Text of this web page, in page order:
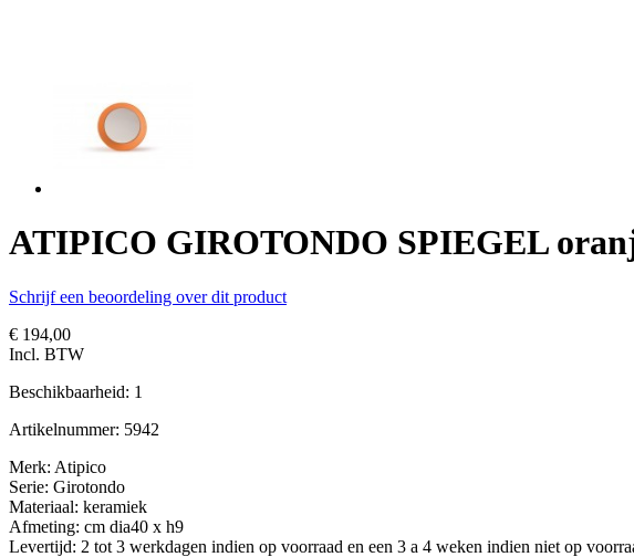
ATIPICO GIROTONDO SPIEGEL
Schrijf een beoordeling over dit product
€ 194,00
Incl. BTW
Beschikbaarheid: 1
Artikelnummer: 5942
Merk: Atipico
Serie: Girotondo
Materiaal: keramiek
Afmeting: cm dia40 x h9
Levertijd: 2 tot 3 werkdagen indien op voorraad en een 3 a 4 weken indien niet op